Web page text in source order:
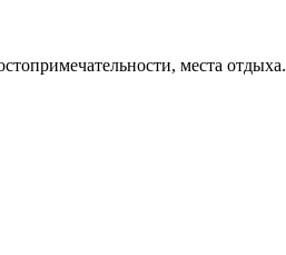
места отдыха.